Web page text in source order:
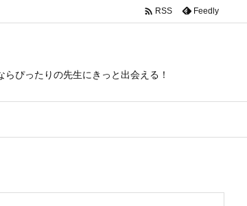
ぴったりの先生にきっと出会える！
 RSS Feedly